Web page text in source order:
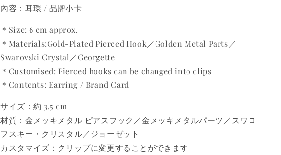
內容：耳環 / 品牌小卡
＊Size: 6 cm approx.
＊Materials:Gold-Plated Pierced Hook／Golden Metal Parts／
Swarovski Crystal／Georgette
＊Customised: Pierced hooks can be changed into clips
＊Contents: Earring / Brand Card
サイズ：約 3.5 cm
材質：金メッキメタル ピアスフック／金メッキメタルパーツ／スワロ
フスキー・クリスタル／ジョーゼット
カスタマイズ：クリップに変更することができます